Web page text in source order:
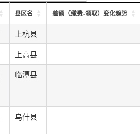
县区名 差额（缴费-领取）变化趋势
上杭县
上高县
临潭县
乌什县